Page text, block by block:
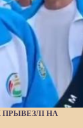
ПРЫВЕЗЛІ НА